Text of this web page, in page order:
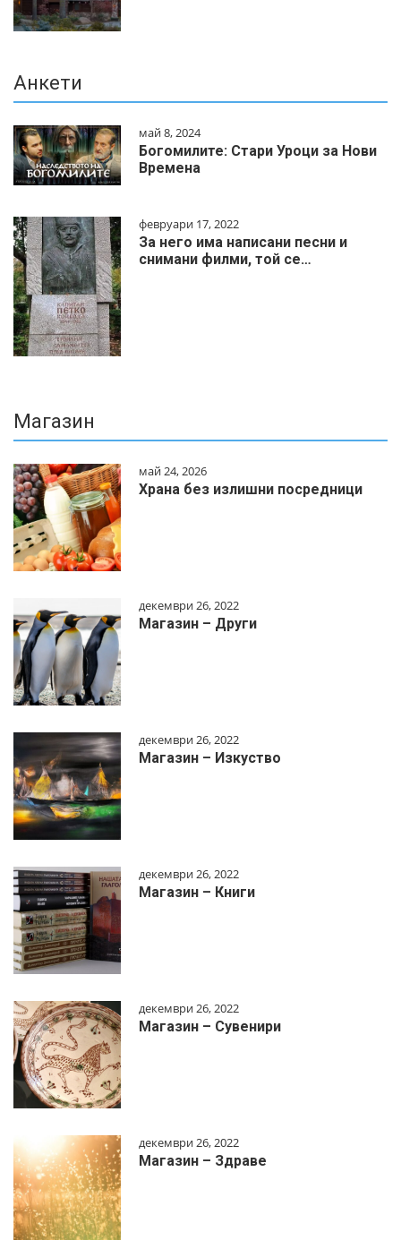
Анкети
май 8, 2024
Богомилите: Стари Уроци за Нови
Времена
февруари 17, 2022
За него има написани песни и
снимани филми, той се…
Магазин
май 24, 2026
Храна без излишни посредници
декември 26, 2022
Магазин – Други
декември 26, 2022
Магазин – Изкуство
декември 26, 2022
Магазин – Книги
декември 26, 2022
Магазин – Сувенири
декември 26, 2022
Магазин – Здраве